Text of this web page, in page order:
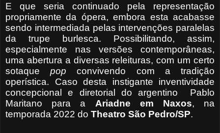
E que seria continuado pela representação
propriamente da ópera, embora esta acabasse
sendo intermediada pelas intervenções paralelas
da trupe burlesca. Possibilitando, assim,
especialmente nas versões contemporâneas,
uma abertura a diversas releituras, com um certo
sotaquepop convivendo com a tradição
operística. Caso desta instigante inventividade
concepcional e diretorial do argentino
Pablo
Maritano para a Ariadne em Naxos, na
temporada 2022 do Theatro São Pedro/SP.